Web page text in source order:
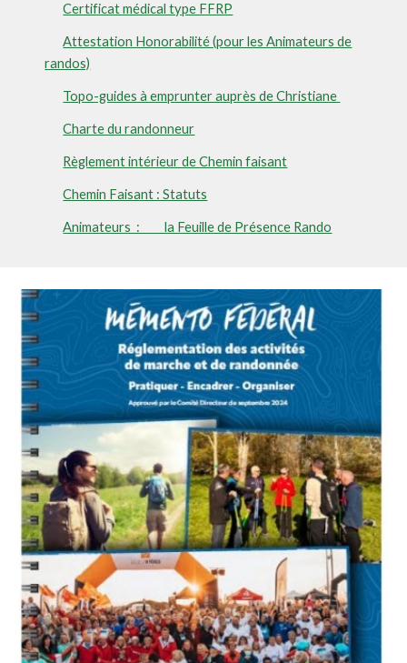
Certificat médical type FFRP
Attestation Honorabilité (pour les Animateurs de
randos)
Topo-guides à emprunter auprès de Christiane
Charte du randonneur
Règlement intérieur de Chemin faisant
Chemin Faisant : Statuts
Animateurs : la Feuille de Présence Rando